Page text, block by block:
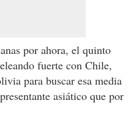
por ahora, el quinto
fuerte con Chile,
para buscar esa media
asiático que por